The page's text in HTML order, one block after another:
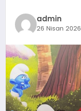
SAĞLIK
SIYASET
SPOR
YAŞAM
admin
26 Nisan 2026